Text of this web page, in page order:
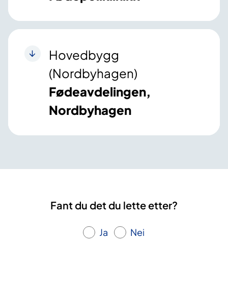
Hovedbygg
(Nordbyhagen)
Fødeavdelingen,
Nordbyhagen
Fant du det du lette etter?
Ja Nei